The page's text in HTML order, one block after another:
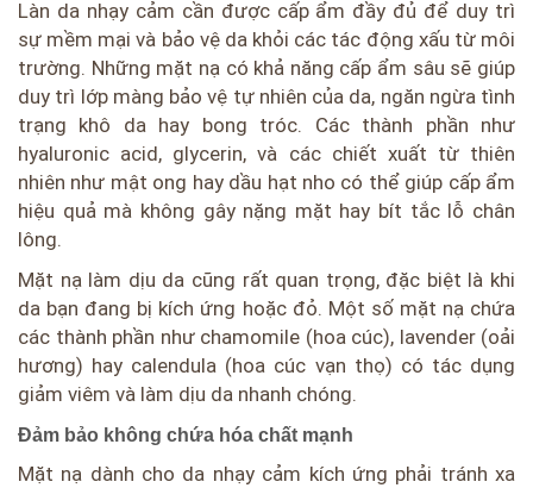
Làn da nhạy cảm cần được cấp ẩm đầy đủ để duy trì
sự mềm mại và bảo vệ da khỏi các tác động xấu từ môi
trường. Những mặt nạ có khả năng cấp ẩm sâu sẽ giúp
duy trì lớp màng bảo vệ tự nhiên của da, ngăn ngừa tình
trạng khô da hay bong tróc. Các thành phần như
hyaluronic acid, glycerin, và các chiết xuất từ thiên
nhiên như mật ong hay dầu hạt nho có thể giúp cấp ẩm
hiệu quả mà không gây nặng mặt hay bít tắc lỗ chân
lông.
Mặt nạ làm dịu da cũng rất quan trọng, đặc biệt là khi
da bạn đang bị kích ứng hoặc đỏ. Một số mặt nạ chứa
các thành phần như chamomile (hoa cúc), lavender (oải
hương) hay calendula (hoa cúc vạn thọ) có tác dụng
giảm viêm và làm dịu da nhanh chóng.
Đảm bảo không chứa hóa chất mạnh
Mặt nạ dành cho da nhạy cảm kích ứng phải tránh xa